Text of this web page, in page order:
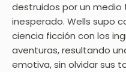
destruidos por un medio
inesperado. Wells supo
ciencia ficción con los
aventuras, resultando
emotiva, sin olvidar sus